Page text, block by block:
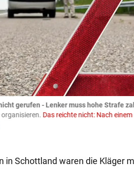
gerufen - Lenker muss hohe Strafe
Das reichte nicht: Nach
in Schottland waren die Kläger